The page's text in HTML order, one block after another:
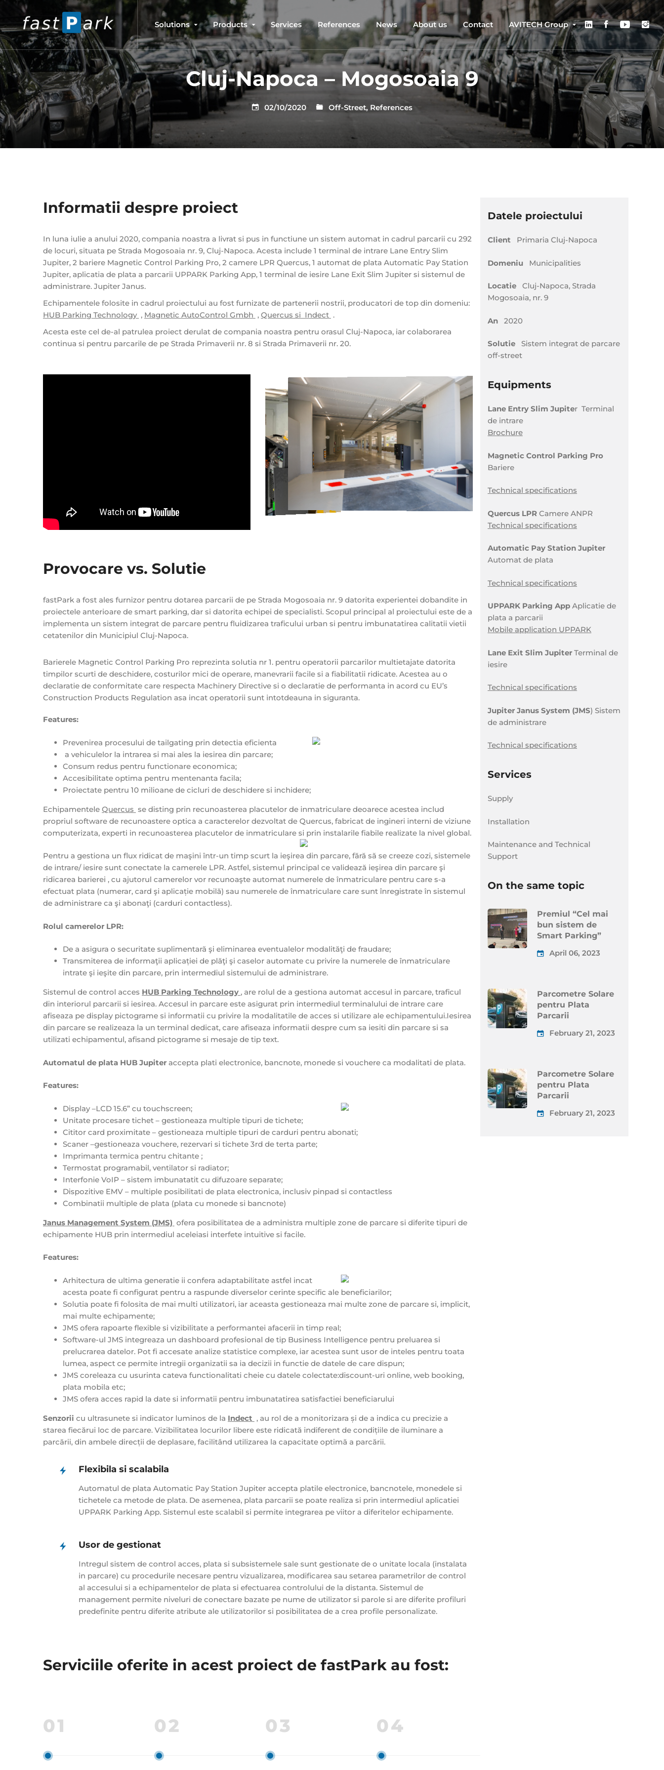
Solutions Products Services References News About us Contact AVITECH Group
Cluj-Napoca – Mogosoaia 9
02/10/2020 Off-Street, References
Informatii despre proiect
In luna iulie a anului 2020, compania noastra a livrat si pus in functiune un sistem automat in cadrul parcarii cu 292
de locuri, situata pe Strada Mogosoaia nr. 9, Cluj-Napoca. Acesta include 1 terminal de intrare Lane Entry Slim
Jupiter, 2 bariere Magnetic Control Parking Pro, 2 camere LPR Quercus, 1 automat de plata Automatic Pay Station
Jupiter, aplicatia de plata a parcarii UPPARK Parking App, 1 terminal de iesire Lane Exit Slim Jupiter si sistemul de
administrare. Jupiter Janus.
Echipamentele folosite in cadrul proiectului au fost furnizate de partenerii nostrii, producatori de top din domeniu:
HUB Parking Technology , Magnetic AutoControl Gmbh , Quercus si Indect .
Acesta este cel de-al patrulea proiect derulat de compania noastra pentru orasul Cluj-Napoca, iar colaborarea
continua si pentru parcarile de pe Strada Primaverii nr. 8 si Strada Primaverii nr. 20.
Provocare vs. Solutie
fastPark a fost ales furnizor pentru dotarea parcarii de pe Strada Mogosoaia nr. 9 datorita experientei dobandite in
proiectele anterioare de smart parking, dar si datorita echipei de specialisti. Scopul principal al proiectului este de a
implementa un sistem integrat de parcare pentru fluidizarea traficului urban si pentru imbunatatirea calitatii vietii
cetatenilor din Municipiul Cluj-Napoca.
Barierele Magnetic Control Parking Pro reprezinta solutia nr 1. pentru operatorii parcarilor multietajate datorita
timpilor scurti de deschidere, costurilor mici de operare, manevrarii facile si a fiabilitatii ridicate. Acestea au o
declaratie de conformitate care respecta Machinery Directive si o declaratie de performanta in acord cu EU’s
Construction Products Regulation asa incat operatorii sunt intotdeauna in siguranta.
Features:
Prevenirea procesului de tailgating prin detectia eficienta
a vehiculelor la intrarea si mai ales la iesirea din parcare;
Consum redus pentru functionare economica;
Accesibilitate optima pentru mentenanta facila;
Proiectate pentru 10 milioane de cicluri de deschidere si inchidere;
Echipamentele Quercus se disting prin recunoasterea placutelor de inmatriculare deoarece acestea includ
propriul software de recunoastere optica a caracterelor dezvoltat de Quercus, fabricat de ingineri interni de viziune
computerizata, experti in recunoasterea placutelor de inmatriculare si prin instalarile fiabile realizate la nivel global.
Pentru a gestiona un flux ridicat de maşini într-un timp scurt la ieşirea din parcare, fără să se creeze cozi, sistemele
de intrare/ iesire sunt conectate la camerele LPR. Astfel, sistemul principal ce validează ieşirea din parcare şi
ridicarea barierei , cu ajutorul camerelor vor recunoaşte automat numerele de înmatriculare pentru care s-a
efectuat plata (numerar, card şi aplicație mobilă) sau numerele de înmatriculare care sunt înregistrate în sistemul
de administrare ca şi abonaţi (carduri contactless).
Rolul camerelor LPR:
De a asigura o securitate suplimentară şi eliminarea eventualelor modalităţi de fraudare;
Transmiterea de informaţii aplicației de plăţi şi caselor automate cu privire la numerele de înmatriculare
intrate şi ieşite din parcare, prin intermediul sistemului de administrare.
Sistemul de control acces HUB Parking Technology , are rolul de a gestiona automat accesul in parcare, traficul
din interiorul parcarii si iesirea. Accesul in parcare este asigurat prin intermediul terminalului de intrare care
afiseaza pe display pictograme si informatii cu privire la modalitatile de acces si utilizare ale echipamentului.Iesirea
din parcare se realizeaza la un terminal dedicat, care afiseaza informatii despre cum sa iesiti din parcare si sa
utilizati echipamentul, afisand pictograme si mesaje de tip text.
Automatul de plata HUB Jupiter accepta plati electronice, bancnote, monede si vouchere ca modalitati de plata.
Features:
Display –LCD 15.6” cu touchscreen;
Unitate procesare tichet – gestioneaza multiple tipuri de tichete;
Cititor card proximitate – gestioneaza multiple tipuri de carduri pentru abonati;
Scaner –gestioneaza vouchere, rezervari si tichete 3rd de terta parte;
Imprimanta termica pentru chitante ;
Termostat programabil, ventilator si radiator;
Interfonie VoIP – sistem imbunatatit cu difuzoare separate;
Dispozitive EMV – multiple posibilitati de plata electronica, inclusiv pinpad si contactless
Combinatii multiple de plata (plata cu monede si bancnote)
Janus Management System (JMS) ofera posibilitatea de a administra multiple zone de parcare si diferite tipuri de
echipamente HUB prin intermediul aceleiasi interfete intuitive si facile.
Features:
Arhitectura de ultima generatie ii confera adaptabilitate astfel incat
acesta poate fi configurat pentru a raspunde diverselor cerinte specific ale beneficiarilor;
Solutia poate fi folosita de mai multi utilizatori, iar aceasta gestioneaza mai multe zone de parcare si, implicit,
mai multe echipamente;
JMS ofera rapoarte flexible si vizibilitate a performantei afacerii in timp real;
Software-ul JMS integreaza un dashboard profesional de tip Business Intelligence pentru preluarea si
prelucrarea datelor. Pot fi accesate analize statistice complexe, iar acestea sunt usor de inteles pentru toata
lumea, aspect ce permite intregii organizatii sa ia decizii in functie de datele de care dispun;
JMS coreleaza cu usurinta cateva functionalitati cheie cu datele colectate:discount-uri online, web booking,
plata mobila etc;
JMS ofera acces rapid la date si informatii pentru imbunatatirea satisfactiei beneficiarului
Senzorii cu ultrasunete si indicator luminos de la Indect , au rol de a monitorizara și de a indica cu precizie a
starea fiecărui loc de parcare. Vizibilitatea locurilor libere este ridicată indiferent de condițiile de iluminare a
parcării, din ambele direcții de deplasare, facilitând utilizarea la capacitate optimă a parcării.
Flexibila si scalabila
Automatul de plata Automatic Pay Station Jupiter accepta platile electronice, bancnotele, monedele si
tichetele ca metode de plata. De asemenea, plata parcarii se poate realiza si prin intermediul aplicatiei
UPPARK Parking App. Sistemul este scalabil si permite integrarea pe viitor a diferitelor echipamente.
Usor de gestionat
Intregul sistem de control acces, plata si subsistemele sale sunt gestionate de o unitate locala (instalata
in parcare) cu procedurile necesare pentru vizualizarea, modificarea sau setarea parametrilor de control
al accesului si a echipamentelor de plata si efectuarea controlului de la distanta. Sistemul de
management permite niveluri de conectare bazate pe nume de utilizator si parole si are diferite profiluri
predefinite pentru diferite atribute ale utilizatorilor si posibilitatea de a crea profile personalizate.
Serviciile oferite in acest proiect de fastPark au fost:
01 02 03 04
Datele proiectului
Client Primaria Cluj-Napoca
Domeniu Municipalities
Locatie Cluj-Napoca, Strada
Mogosoaia, nr. 9
An 2020
Solutie Sistem integrat de parcare
off-street
Equipments
Lane Entry Slim Jupiter Terminal
de intrare
Brochure
Magnetic Control Parking Pro
Bariere
Technical specifications
Quercus LPR Camere ANPR
Technical specifications
Automatic Pay Station Jupiter
Automat de plata
Technical specifications
UPPARK Parking App Aplicatie de
plata a parcarii
Mobile application UPPARK
Lane Exit Slim Jupiter Terminal de
iesire
Technical specifications
Jupiter Janus System (JMS) Sistem
de administrare
Technical specifications
Services
Supply
Installation
Maintenance and Technical
Support
On the same topic
Premiul “Cel mai
bun sistem de
Smart Parking”
April 06, 2023
Parcometre Solare
pentru Plata
Parcarii
February 21, 2023
Parcometre Solare
pentru Plata
Parcarii
February 21, 2023